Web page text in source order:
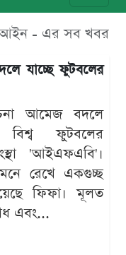
আইন - এর সব খবর
যাচ্ছে ফুটবলের
আমেজ বদলে
বিশ্ব ফুটবলের
'আইএফএবি'।
রেখে একগুচ্ছ
ফিফা। মূলত
এবং...